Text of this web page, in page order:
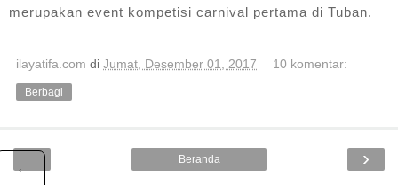
merupakan event kompetisi carnival pertama di Tuban.
ilayatifa.com di Jumat, Desember 01, 2017 10 komentar:
Berbagi
‹ ›
Beranda